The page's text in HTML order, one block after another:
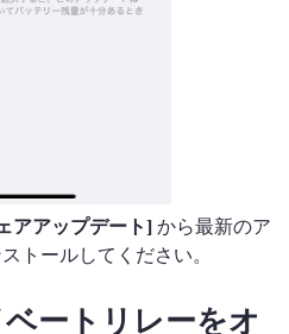
アアップデート] から最新のア
トールしてください。
ートリレーをオ